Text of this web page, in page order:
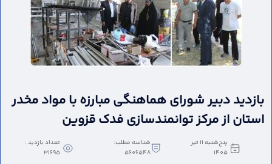
بازدید دبیر شورای هماهنگی مبارزه با مواد مخدر
استان از مرکز توانمندسازی فدک قزوین
پنج‌شنبه 11 تیر
1405
شناسه مطلب:
5606548
تعداد بازدید :
31695